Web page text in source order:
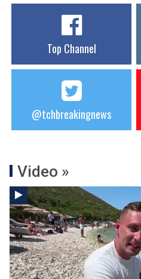
Top Channel
@tchbreakingnews
Video »